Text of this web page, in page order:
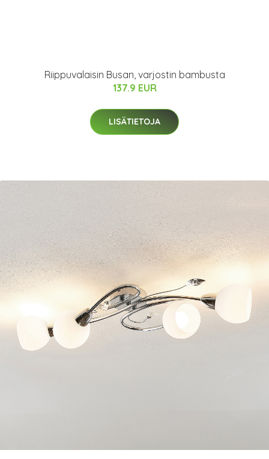
Riippuvalaisin Busan, varjostin bambusta
137.9 EUR
LISÄTIETOJA